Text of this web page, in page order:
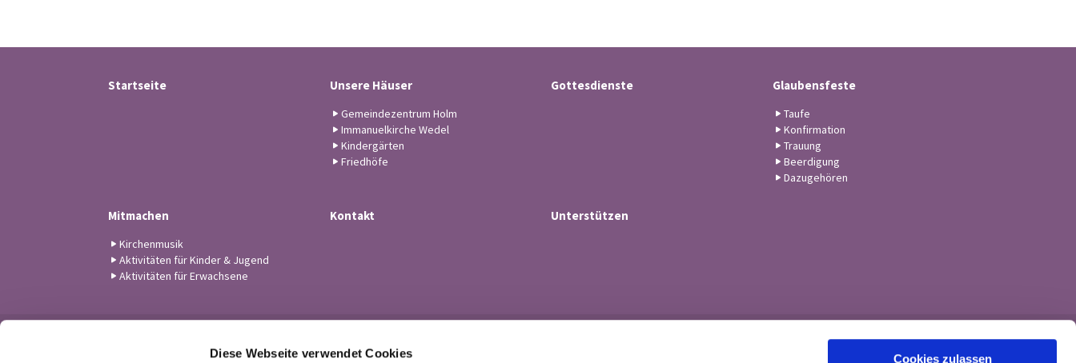
Diese Webseite verwendet Cookies Cookies zulassen
Startseite Unsere Häuser
Gemeindezentrum Holm
Immanuelkirche Wedel
Kindergärten
Friedhöfe
Gottesdienste Glaubensfeste
Taufe
Konfirmation
Trauung
Beerdigung
Dazugehören
Mitmachen
Kirchenmusik
Aktivitäten für Kinder & Jugend
Aktivitäten für Erwachsene
Kontakt Unterstützen